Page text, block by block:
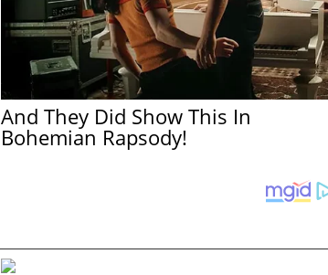
And They Did Show This In
Bohemian Rapsody!